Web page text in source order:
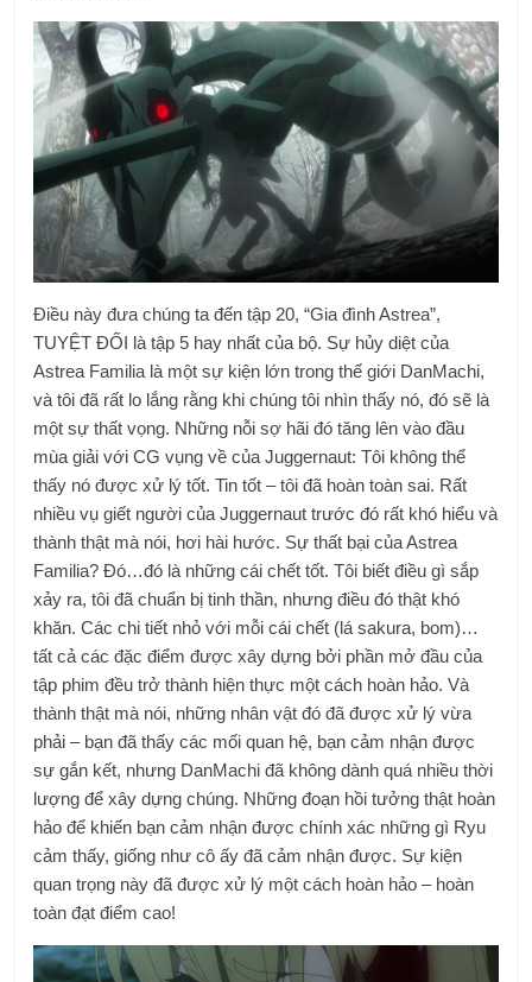
Điều này đưa chúng ta đến tập 20, “Gia đình Astrea”,
TUYỆT ĐỐI là tập 5 hay nhất của bộ. Sự hủy diệt của
Astrea Familia là một sự kiện lớn trong thế giới DanMachi,
và tôi đã rất lo lắng rằng khi chúng tôi nhìn thấy nó, đó sẽ là
một sự thất vọng. Những nỗi sợ hãi đó tăng lên vào đầu
mùa giải với CG vụng về của Juggernaut: Tôi không thể
thấy nó được xử lý tốt. Tin tốt – tôi đã hoàn toàn sai. Rất
nhiều vụ giết người của Juggernaut trước đó rất khó hiểu và
thành thật mà nói, hơi hài hước. Sự thất bại của Astrea
Familia? Đó…đó là những cái chết tốt. Tôi biết điều gì sắp
xảy ra, tôi đã chuẩn bị tinh thần, nhưng điều đó thật khó
khăn. Các chi tiết nhỏ với mỗi cái chết (lá sakura, bom)…
tất cả các đặc điểm được xây dựng bởi phần mở đầu của
tập phim đều trở thành hiện thực một cách hoàn hảo. Và
thành thật mà nói, những nhân vật đó đã được xử lý vừa
phải – bạn đã thấy các mối quan hệ, bạn cảm nhận được
sự gắn kết, nhưng DanMachi đã không dành quá nhiều thời
lượng để xây dựng chúng. Những đoạn hồi tưởng thật hoàn
hảo để khiến bạn cảm nhận được chính xác những gì Ryu
cảm thấy, giống như cô ấy đã cảm nhận được. Sự kiện
quan trọng này đã được xử lý một cách hoàn hảo – hoàn
toàn đạt điểm cao!